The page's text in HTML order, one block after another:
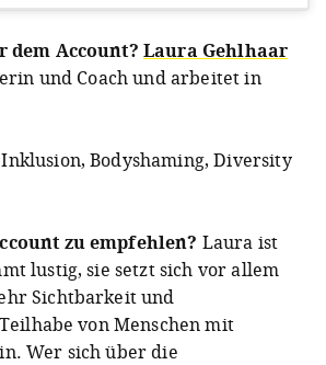
Gehlhaar (@fraugehlhaar) Aug 8, 2018 at 6:12am PDT
dem Account? Laura Gehlhaar
und Coach und arbeitet in
Inklusion, Bodyshaming, Diversity
zu empfehlen? Laura ist
lustig, sie setzt sich vor allem
Sichtbarkeit und
von Menschen mit
Wer sich über die